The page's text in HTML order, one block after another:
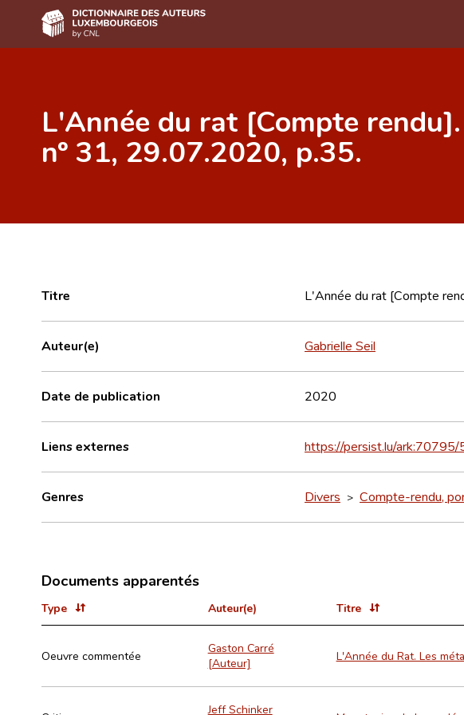
Auteur(e)s A-Z
Recherche avancée
L'Année du rat [Compte
nº 31, 29.07.2020, p.35.
Titre L'Année du rat [Compte
Auteur(e) Gabrielle Seil
Date de publication 2020
Liens externes https://persist.lu/
Genres Divers > Compte-rendu,
Documents apparentés
Type Auteur(e) Titre
Oeuvre commentée
Gaston Carré
[Auteur]
L'Année du Rat. Les
Jeff Schinker